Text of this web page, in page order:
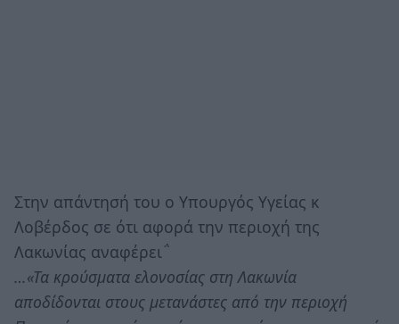
Στην απάντησή του ο Υπουργός Υγείας κ
Λοβέρδος σε ότι αφορά την περιοχή της
Λακωνίας αναφέρει΅
…«Τα κρούσματα ελονοσίας στη Λακωνία
αποδίδονται στους μετανάστες από την περιοχή